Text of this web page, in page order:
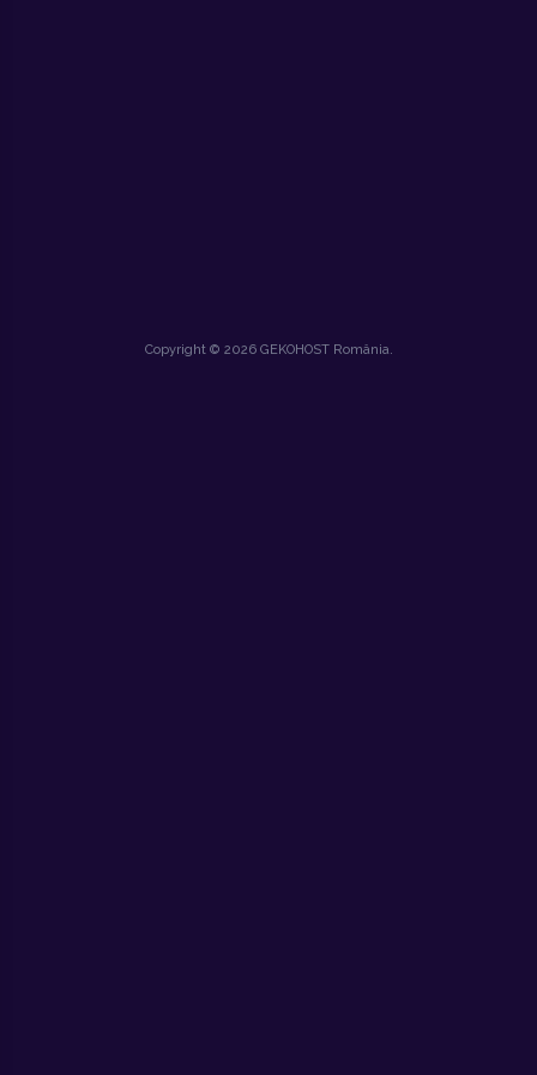
Copyright © 2026 GEKOHOST România.